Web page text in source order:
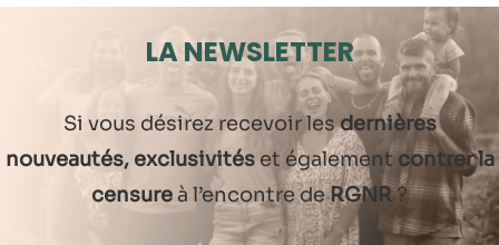
LA NEWSLETTER
Si vous désirez recevoir lesdernières
nouveautés, exclusivitéset également contrer la
censureà l’encontre deRGNR?